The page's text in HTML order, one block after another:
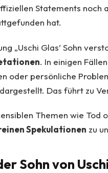
Statements noch
hat.
„Uschi Glas’ Sohn
. In einigen
oder persönliche
Das führt zu
Themen wie Tod
Spekulationen zu
Sohn von